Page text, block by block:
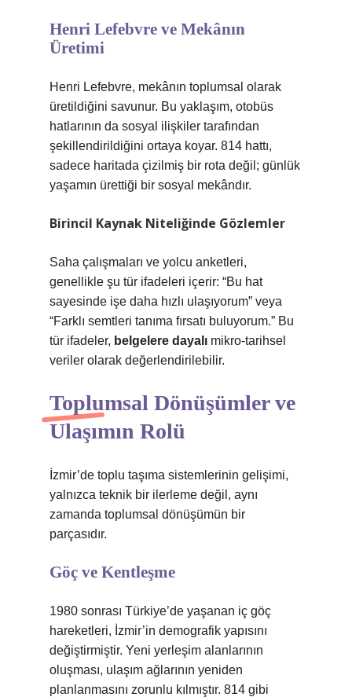
Henri Lefebvre ve Mekânın
Üretimi
Henri Lefebvre, mekânın toplumsal olarak
üretildiğini savunur. Bu yaklaşım, otobüs
hatlarının da sosyal ilişkiler tarafından
şekillendirildiğini ortaya koyar. 814 hattı,
sadece haritada çizilmiş bir rota değil; günlük
yaşamın ürettiği bir sosyal mekândır.
Birincil Kaynak Niteliğinde Gözlemler
Saha çalışmaları ve yolcu anketleri,
genellikle şu tür ifadeleri içerir: “Bu hat
sayesinde işe daha hızlı ulaşıyorum” veya
“Farklı semtleri tanıma fırsatı buluyorum.” Bu
tür ifadeler, belgelere dayalı mikro-tarihsel
veriler olarak değerlendirilebilir.
Toplumsal Dönüşümler ve
Ulaşımın Rolü
İzmir’de toplu taşıma sistemlerinin gelişimi,
yalnızca teknik bir ilerleme değil, aynı
zamanda toplumsal dönüşümün bir
parçasıdır.
Göç ve Kentleşme
1980 sonrası Türkiye’de yaşanan iç göç
hareketleri, İzmir’in demografik yapısını
değiştirmiştir. Yeni yerleşim alanlarının
oluşması, ulaşım ağlarının yeniden
planlanmasını zorunlu kılmıştır. 814 gibi